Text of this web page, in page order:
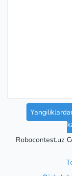
Robocontest.uz